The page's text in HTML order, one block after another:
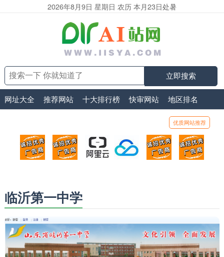
2026年8月9日 星期日 农历 本月23日处暑
立即搜索
网址大全 推荐网站 十大排行榜 快审网站 地区排名
优质网站推荐
顶部广告位1
广告位招商_广告位待售
顶部广告位2
广告位招商_广告位待售
阿里云
打折活动、99元/年
腾讯云
优惠打折，99元/年
顶部广告位5
广告位招商_
临沂第一中学